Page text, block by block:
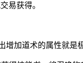
易获得。
加道术的属性就是极